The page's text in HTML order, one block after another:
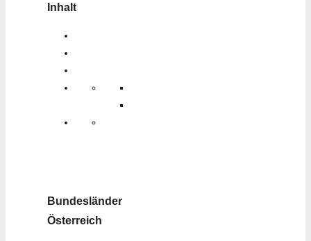
Inhalt
Bundesländer
Österreich